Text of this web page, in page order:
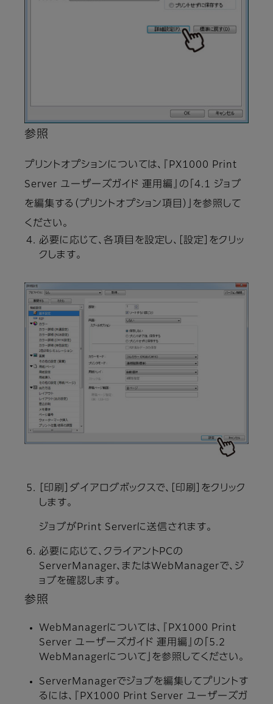
参照
プリントオプションについては、『PX1000 Print
Server ユーザーズガイド 運用編』の「4.1 ジョブ
を編集する（プリントオプション項目）」を参照して
ください。
必要に応じて、各項目を設定し、［設定］をクリッ
クします。
［印刷］ダイアログボックスで、［印刷］をクリック
します。
ジョブがPrint Serverに送信されます。
必要に応じて、クライアントPCの
ServerManager、またはWebManagerで、ジ
ョブを確認します。
参照
WebManagerについては、『PX1000 Print
Server ユーザーズガイド 運用編』の「5.2
WebManagerについて」を参照してください。
ServerManagerでジョブを編集してプリントす
るには、『PX1000 Print Server ユーザーズガ